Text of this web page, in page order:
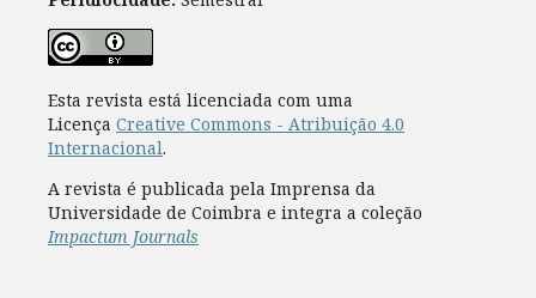
Esta revista está licenciada com uma
Licença Creative Commons - Atribuição 4.0
Internacional.
A revista é publicada pela Imprensa da
Universidade de Coimbra e integra a coleção
Impactum Journals